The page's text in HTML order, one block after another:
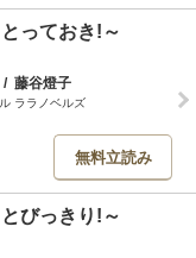
っておき!～
/ 藤谷燈子
ララノベルズ
無料立読み
びっきり!～